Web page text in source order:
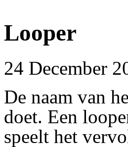
Looper
24 December
De naam van
doet. Een
speelt het